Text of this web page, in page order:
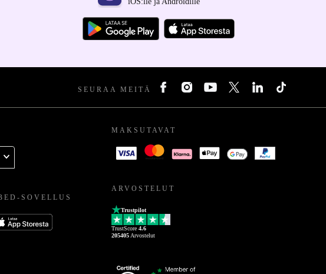
SEURAA MEITÄ
SOVELLUS
MAKSUTAVAT
ARVOSTELUT
Trustpilot
TrustScore 4.6
205405 Arvostelut